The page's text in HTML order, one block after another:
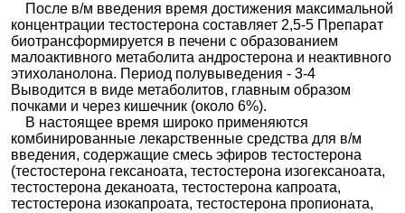
После в/м введения время достижения максимальной
концентрации тестостерона составляет 2,5-5 Препарат
биотрансформируется в печени с образованием
малоактивного метаболита андростерона и неактивного
этихоланолона. Период полувыведения - 3-4
Выводится в виде метаболитов, главным образом
почками и через кишечник (около 6%).
В настоящее время широко применяются
комбинированные лекарственные средства для в/м
введения, содержащие смесь эфиров тестостерона
(тестостерона гексаноата, тестостерона изогексаноата,
тестостерона деканоата, тестостерона капроата,
тестостерона изокапроата, тестостерона пропионата,